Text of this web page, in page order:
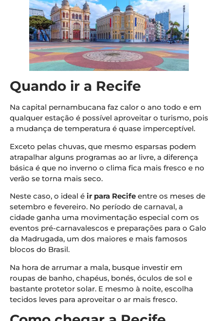
Quando ir a Recife
Na capital pernambucana faz calor o ano todo e em
qualquer estação é possível aproveitar o turismo, pois
a mudança de temperatura é quase imperceptível.
Exceto pelas chuvas, que mesmo esparsas podem
atrapalhar alguns programas ao ar livre, a diferença
básica é que no inverno o clima fica mais fresco e no
verão se torna mais seco.
Neste caso, o ideal é ir para Recife entre os meses de
setembro e fevereiro. No período de carnaval, a
cidade ganha uma movimentação especial com os
eventos pré-carnavalescos e preparações para o Galo
da Madrugada, um dos maiores e mais famosos
blocos do Brasil.
Na hora de arrumar a mala, busque investir em
roupas de banho, chapéus, bonés, óculos de sol e
bastante protetor solar. E mesmo à noite, escolha
tecidos leves para aproveitar o ar mais fresco.